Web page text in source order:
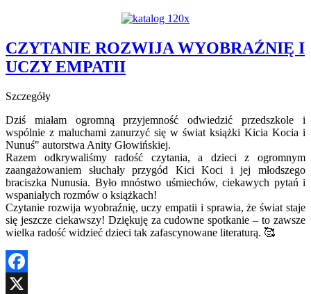
CZYTANIE ROZWIJA WYOBRAŹNIĘ I
UCZY EMPATII
Szczegóły
Dziś miałam ogromną przyjemność odwiedzić przedszkole i
wspólnie z maluchami zanurzyć się w świat książki Kicia Kocia i
Nunuś" autorstwa Anity Głowińskiej.
Razem odkrywaliśmy radość czytania, a dzieci z ogromnym
zaangażowaniem słuchały przygód Kici Koci i jej młodszego
braciszka Nunusia. Było mnóstwo uśmiechów, ciekawych pytań i
wspaniałych rozmów o książkach!
Czytanie rozwija wyobraźnię, uczy empatii i sprawia, że świat staje
się jeszcze ciekawszy! Dziękuję za cudowne spotkanie – to zawsze
wielka radość widzieć dzieci tak zafascynowane literaturą. 🥰
Facebook